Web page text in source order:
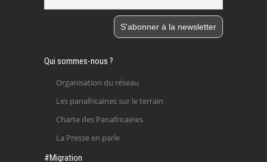
Qui sommes-nous ?
Organisation du réseau
Les panafricaines sur le terrain
Charte des Panafricaines
La Presse en parle
#Migration